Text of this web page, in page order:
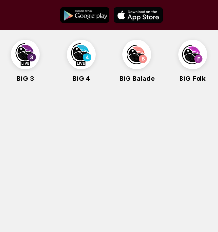
content
BiG 4 BiG Balade BiG Folk BiG iG